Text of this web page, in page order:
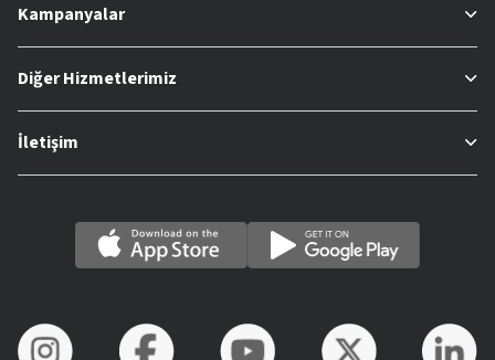
Kampanyalar
Diğer Hizmetlerimiz
İletişim